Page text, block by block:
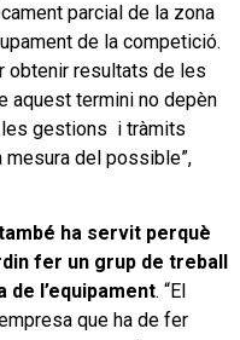
parcial de la zona
de la competició.
obtenir resultats de les
aquest termini no depèn
les gestions i tràmits
del possible”,
ha servit perquè
fer un grup de treball
l’equipament. “El
que ha de fer